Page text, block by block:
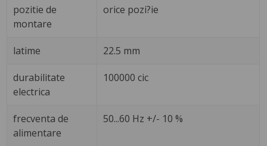
pozitie de
montare
orice pozi?ie
latime 22.5 mm
durabilitate
electrica
100000 cic
frecventa de
alimentare
50...60 Hz +/- 10 %